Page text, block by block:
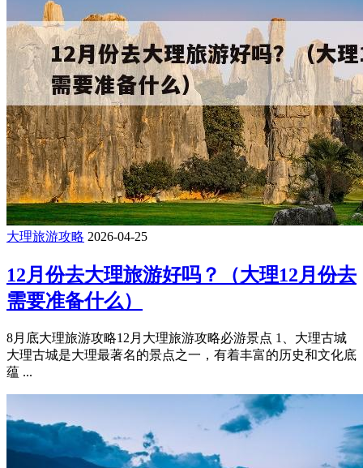
大理旅游攻略 2026-04-25
12月份去大理旅游好吗？（大理12月份去
需要准备什么）
8月底大理旅游攻略12月大理旅游攻略必游景点 1、大理古城
大理古城是大理最著名的景点之一，有着丰富的历史和文化底
蕴 ...